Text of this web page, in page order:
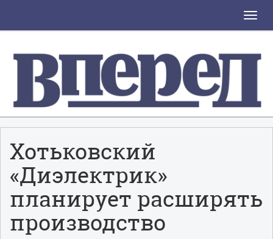
Toggle
Хотьковский
«Диэлектрик»
планирует расширять
производство